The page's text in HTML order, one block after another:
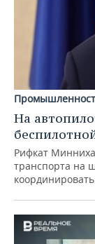
На
Рифкат
транспорта на